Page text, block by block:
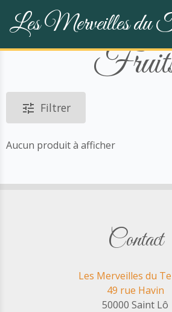
Les Merveilles du
Filtrer
Aucun produit à afficher
Contact
Les Merveilles du
49 rue Havin
50000 Saint Lô